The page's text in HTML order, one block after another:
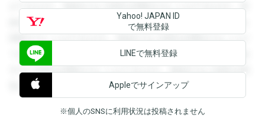
ができます。登録すると回答を閲覧することができます。登
録すると回答を閲覧することができます。登録すると回答を
閲覧することができます。登録すると回答を閲覧することが
できます。登録すると回答を閲覧することができます。登録
すると回答を閲覧することができます。登録すると回答を閲
覧することができます。
Yahoo! JAPAN ID
で無料登録
LINEで無料登録
Appleでサインアップ
※個人のSNSに利用状況は投稿されません